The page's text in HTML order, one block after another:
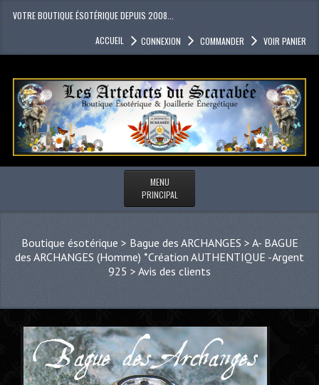
VOTRE BOUTIQUE ÉSOTÉRIQUE DEPUIS 2008...
ACCUEIL CONNEXION COMMANDER VOIR PANIER
MENU
PRINCIPAL
Boutique ésotérique > Bague des ARCHANGES > A- BAGUE
des ARCHANGES (Homme) *Création AUTHENTIQUE -Argent
925 > Avis des clients